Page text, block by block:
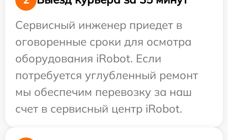
Сервисный инженер приедет в
оговоренные сроки для осмотра
оборудования iRobot. Если
потребуется углубленный ремонт
мы обеспечим перевозку за наш
счет в сервисный центр iRobot.